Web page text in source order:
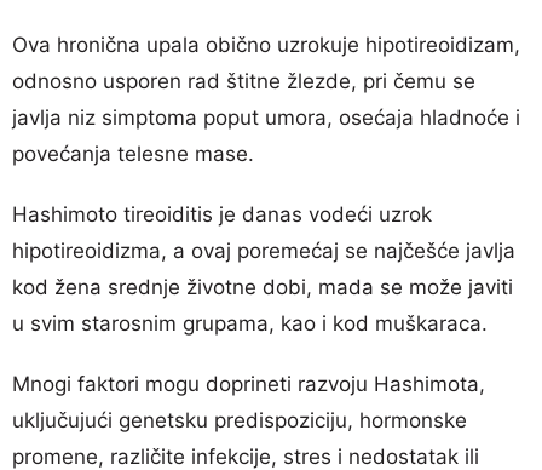
Ova hronična upala obično uzrokuje hipotireoidizam,
odnosno usporen rad štitne žlezde, pri čemu se
javlja niz simptoma poput umora, osećaja hladnoće i
povećanja telesne mase.
Hashimoto tireoiditis je danas vodeći uzrok
hipotireoidizma, a ovaj poremećaj se najčešće javlja
kod žena srednje životne dobi, mada se može javiti
u svim starosnim grupama, kao i kod muškaraca.
Mnogi faktori mogu doprineti razvoju Hashimota,
uključujući genetsku predispoziciju, hormonske
promene, različite infekcije, stres i nedostatak ili